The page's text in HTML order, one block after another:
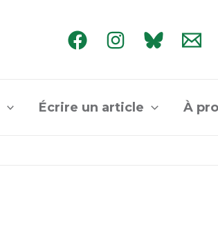
Écrire un article À